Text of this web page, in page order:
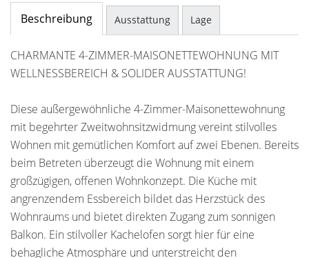
Beschreibung Ausstattung Lage
CHARMANTE 4-ZIMMER-MAISONETTEWOHNUNG MIT
WELLNESSBEREICH & SOLIDER AUSSTATTUNG!
Diese außergewöhnliche 4-Zimmer-Maisonettewohnung
mit begehrter Zweitwohnsitzwidmung vereint stilvolles
Wohnen mit gemütlichen Komfort auf zwei Ebenen. Bereits
beim Betreten überzeugt die Wohnung mit einem
großzügigen, offenen Wohnkonzept. Die Küche mit
angrenzendem Essbereich bildet das Herzstück des
Wohnraums und bietet direkten Zugang zum sonnigen
Balkon. Ein stilvoller Kachelofen sorgt hier für eine
behagliche Atmosphäre und unterstreicht den